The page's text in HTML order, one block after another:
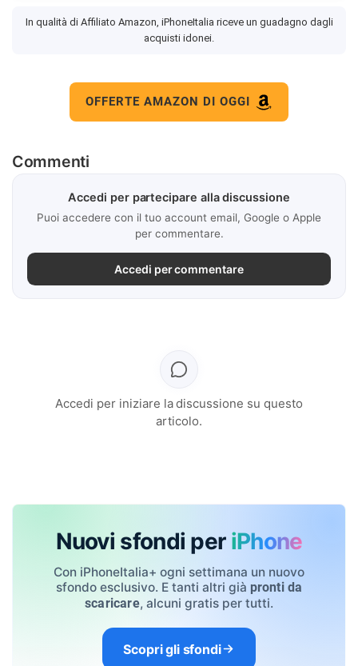
In qualità di Affiliato Amazon, iPhoneItalia riceve un guadagno dagli
acquisti idonei.
OFFERTE AMAZON DI OGGI
Commenti
Accedi per partecipare alla discussione
Puoi accedere con il tuo account email, Google o Apple
per commentare.
Accedi per commentare
Accedi per iniziare la discussione su questo
articolo.
Nuovi sfondi per iPhone
Con iPhoneItalia+ ogni settimana un nuovo
sfondo esclusivo. E tanti altri già pronti da
scaricare, alcuni gratis per tutti.
Scopri gli sfondi